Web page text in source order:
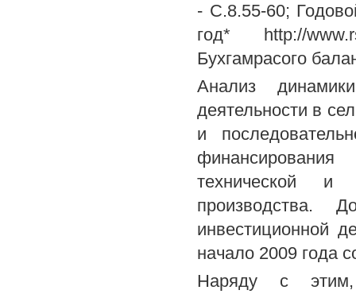
- С.8.55-60;
год* http://
Бухгамрасого
Анализ
деятельности в
и
технической и
производства.
инвестиционной
начало 2009 года
Наряду с этим,